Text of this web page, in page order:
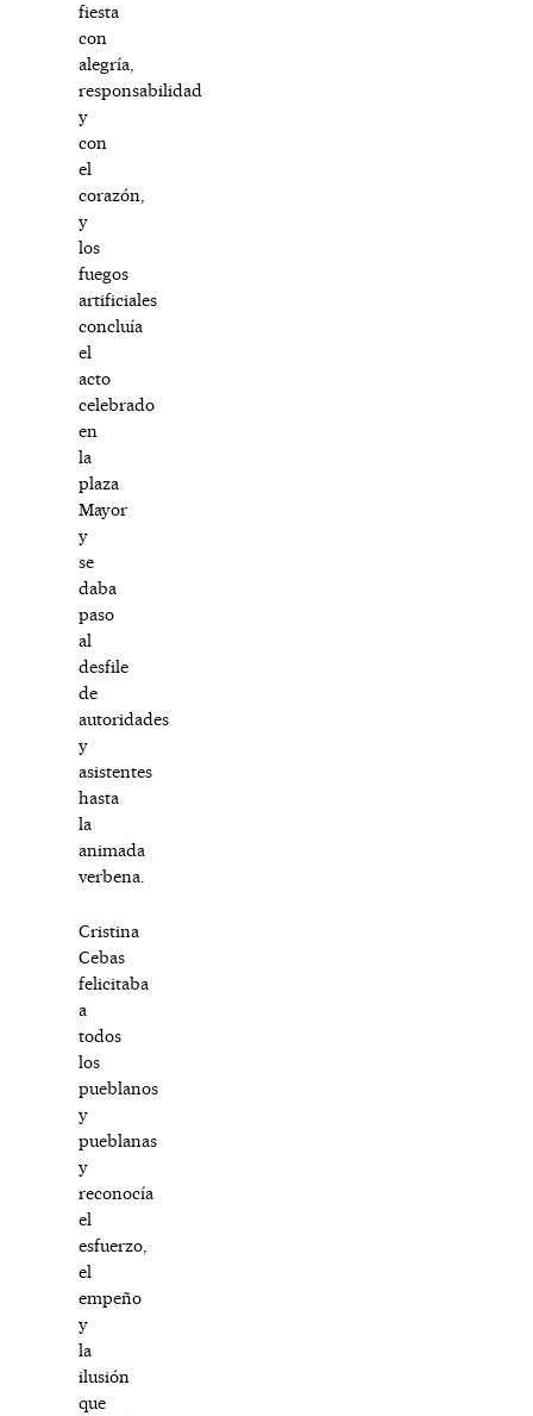
fiesta
con
alegría,
responsabilidad
y
con
el
corazón,
y
los
fuegos
artificiales
concluía
el
acto
celebrado
en
la
plaza
Mayor
y
se
daba
paso
al
desfile
de
autoridades
y
asistentes
hasta
la
animada
verbena.
Cristina
Cebas
felicitaba
a
todos
los
pueblanos
y
pueblanas
y
reconocía
el
esfuerzo,
el
empeño
y
la
ilusión
que